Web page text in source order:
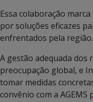
Essa colaboração
por soluções eficazes
enfrentados pela região.
A gestão adequada dos
preocupação global, e
tomar medidas
convênio com a